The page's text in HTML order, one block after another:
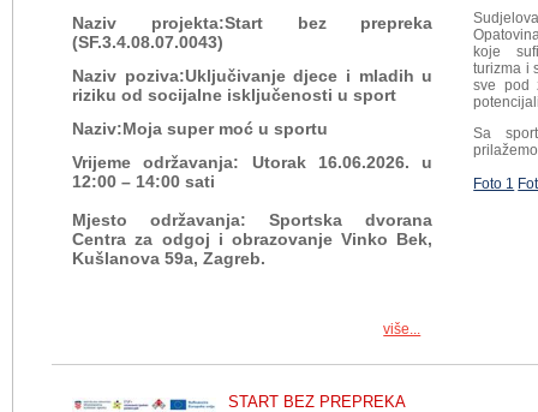
Naziv projekta:Start bez prepreka
(SF.3.4.08.07.0043)
Naziv poziva:Uključivanje djece i mladih u
riziku od socijalne isključenosti u sport
Naziv:Moja super moć u sportu
Vrijeme održavanja: Utorak 16.06.2026. u
12:00 – 14:00 sati
Mjesto održavanja: Sportska dvorana
Centra za odgoj i obrazovanje Vinko Bek,
Kušlanova 59a, Zagreb.
više...
koje
turizma i
sve pod
Sa
Foto 1
START BEZ PREPREKA